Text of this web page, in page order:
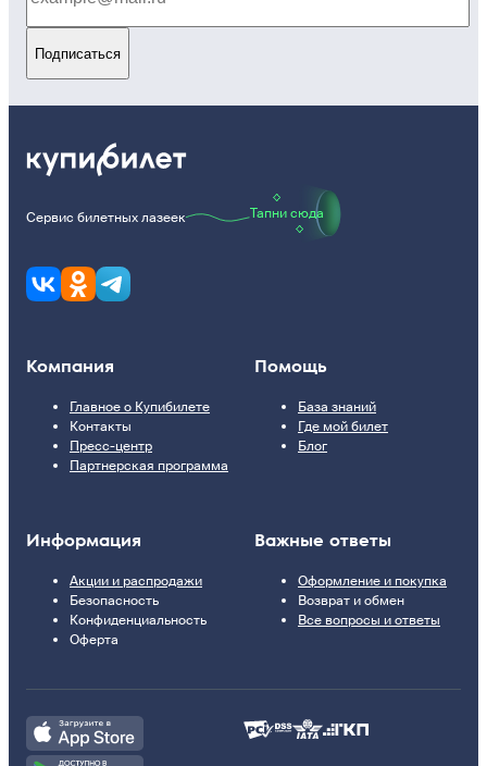
Подписаться
Сервис билетных лазеек Тапни сюда
Компания
Главное о Купибилете
Контакты
Пресс-центр
Партнерская программа
Помощь
База знаний
Где мой билет
Блог
Информация
Акции и распродажи
Безопасность
Конфиденциальность
Оферта
Важные ответы
Оформление и покупка
Возврат и обмен
Все вопросы и ответы